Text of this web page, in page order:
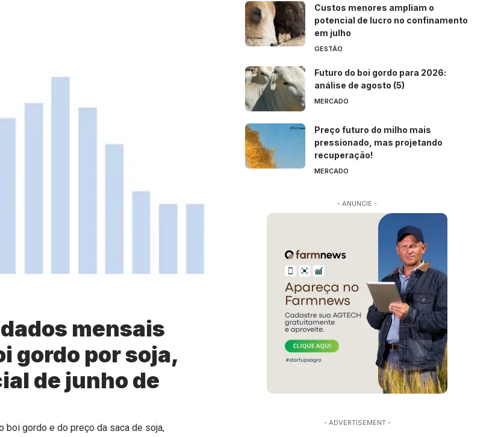
mensais
gordo por soja,
de junho de
boi gordo e do preço da saca de soja,
Custos menores ampliam o
potencial de lucro no confinamento
em julho
GESTÃO
Futuro do boi gordo para 2026:
análise de agosto (5)
MERCADO
Preço futuro do milho mais
pressionado, mas projetando
recuperação!
MERCADO
- ANUNCIE -
- ADVERTISEMENT -